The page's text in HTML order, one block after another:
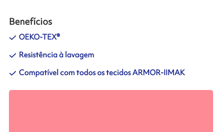
Benefícios
OEKO-TEX®
Resistência à lavagem
Compatível com todos os tecidos ARMOR-IIMAK